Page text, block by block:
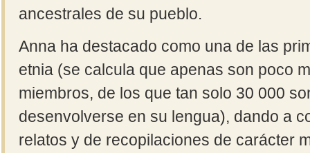
ancestrales de su pueblo.
Anna ha destacado como una de las
etnia (se calcula que apenas son poco
miembros, de los que tan solo 30 000
desenvolverse en su lengua), dando a
relatos y de recopilaciones de carácter